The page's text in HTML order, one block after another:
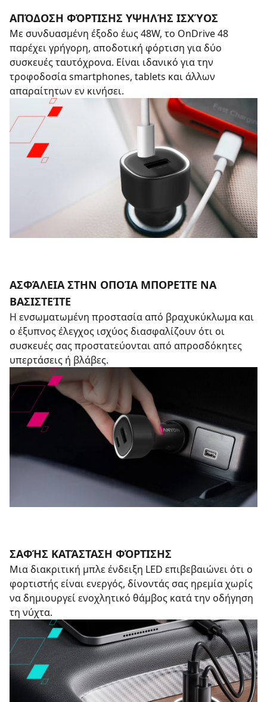
ΑΠΌΔΟΣΗ ΦΌΡΤΙΣΗΣ ΥΨΗΛΉΣ ΙΣΧΎΟΣ
Με συνδυασμένη έξοδο έως 48W, το OnDrive 48
παρέχει γρήγορη, αποδοτική φόρτιση για δύο
συσκευές ταυτόχρονα. Είναι ιδανικό για την
τροφοδοσία smartphones, tablets και άλλων
απαραίτητων εν κινήσει.
ΑΣΦΆΛΕΙΑ ΣΤΗΝ ΟΠΟΊΑ ΜΠΟΡΕΊΤΕ ΝΑ
ΒΑΣΙΣΤΕΊΤΕ
Η ενσωματωμένη προστασία από βραχυκύκλωμα και
ο έξυπνος έλεγχος ισχύος διασφαλίζουν ότι οι
συσκευές σας προστατεύονται από απροσδόκητες
υπερτάσεις ή βλάβες.
ΣΑΦΉΣ ΚΑΤΆΣΤΑΣΗ ΦΌΡΤΙΣΗΣ
Μια διακριτική μπλε ένδειξη LED επιβεβαιώνει ότι ο
φορτιστής είναι ενεργός, δίνοντάς σας ηρεμία χωρίς
να δημιουργεί ενοχλητικό θάμβος κατά την οδήγηση
τη νύχτα.